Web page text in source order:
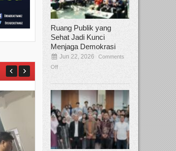
Ruang Publik yang
Sehat Jadi Kunci
Menjaga Demokrasi
Jun 22, 2026
Comments
Off